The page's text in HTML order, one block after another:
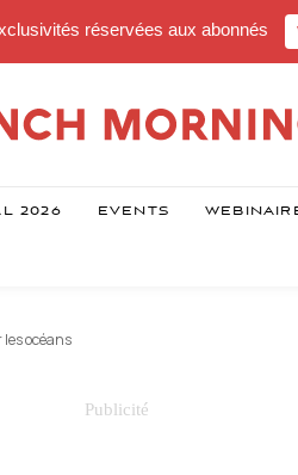
réservées aux abonnés
2026 EVENTS
océans